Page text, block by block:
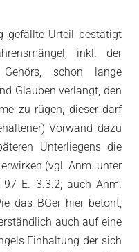
gefällte Urteil bestätigt
inkl. der
schon lange
Glauben verlangt, den
zu rügen; dieser darf
Vorwand dazu
Unterliegens die
(vgl. Anm. unter
E. 3.3.2; auch Anm.
das BGer hier betont,
auch auf eine
Einhaltung der sich